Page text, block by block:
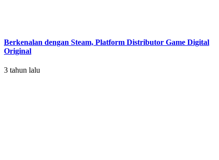
Berkenalan dengan Steam, Platform Distributor Game Digital
Original
3 tahun lalu